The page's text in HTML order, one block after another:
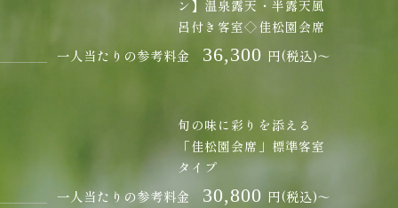
ン】温泉露天・半露天風
呂付き客室◇佳松園会席
一人当たりの参考料金 36,300 円(税込)～
旬の味に彩りを添える
「佳松園会席」標準客室
タイプ
一人当たりの参考料金 30,800 円(税込)～